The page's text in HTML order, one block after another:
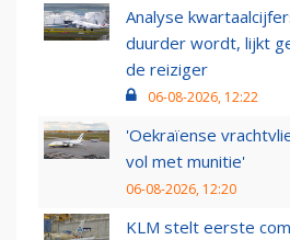
Analyse
duurder wordt, lijkt
de reiziger
06-08-2026, 12:22
'Oekraïense
vol met munitie'
06-08-2026, 12:20
KLM stelt eerste